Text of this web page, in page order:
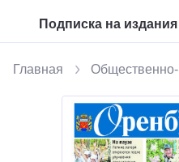
Подписка на издания
Главная Общественно-